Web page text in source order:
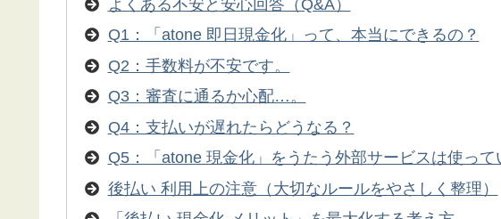
よくある不安と安心回答（Q&A）
Q1：「atone 即日現金化」って、本当にできるの？
Q2：手数料が不安です。
Q3：審査に通るか心配…。
Q4：支払いが遅れたらどうなる？
Q5：「atone 現金化」をうたう外部サービスは使って
後払い 利用上の注意（大切なルールをやさしく整理）